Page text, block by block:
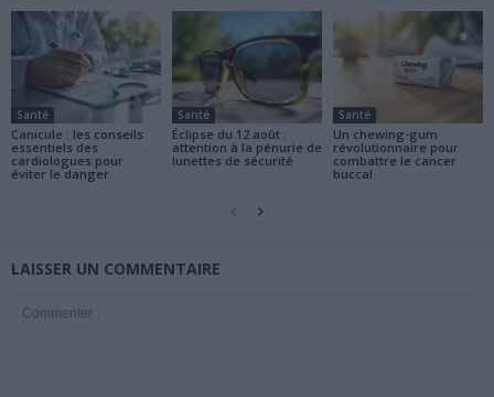
Santé
Canicule : les conseils
essentiels des
cardiologues pour
éviter le danger
Santé
Éclipse du 12 août :
attention à la pénurie de
lunettes de sécurité
Santé
Un chewing-gum
révolutionnaire pour
combattre le cancer
buccal
LAISSER UN COMMENTAIRE